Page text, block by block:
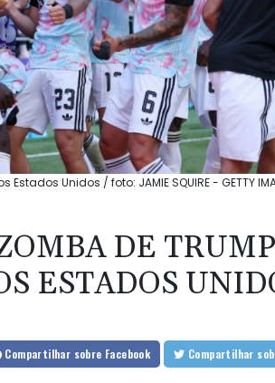
Unidos / foto: JAMIE SQUIRE - GETTY
DE TRUMP
ESTADOS
Compartilhar sobre Facebook Compartilhar